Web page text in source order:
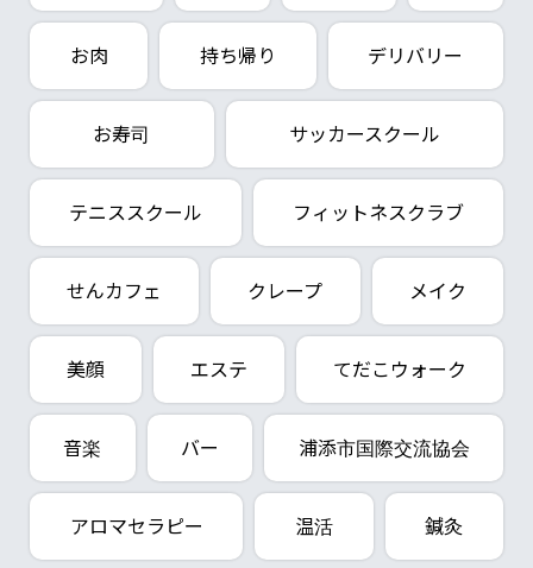
お肉 持ち帰り デリバリー
お寿司 サッカースクール
テニススクール フィットネスクラブ
せんカフェ クレープ メイク
美顔 エステ てだこウォーク
音楽 バー 浦添市国際交流協会
アロマセラピー 温活 鍼灸